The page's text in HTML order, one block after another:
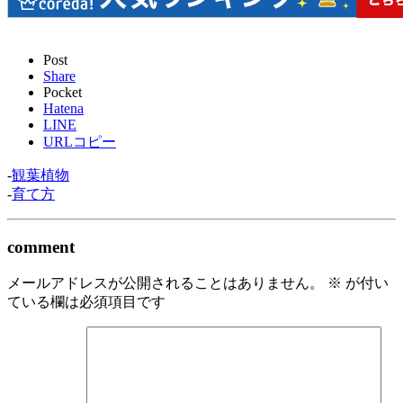
Post
Share
Pocket
Hatena
LINE
URLコピー
-観葉植物
-育て方
comment
メールアドレスが公開されることはありません。 ※ が付い
ている欄は必須項目です